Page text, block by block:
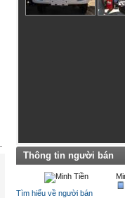
Thông tin người bán
Tìm hiểu về người bán